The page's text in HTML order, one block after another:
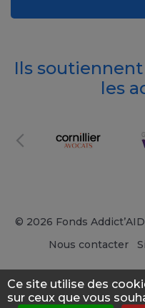
Ils
les
© 2026 Fonds
Nous contacter
Ce site utilise des
sur ceux que vous